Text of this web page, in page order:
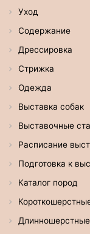
Уход
Содержание
Дрессировка
Стрижка
Одежда
Выставка собак
Выставочные
Расписание
Подготовка к
Каталог пород
Длинношерстные